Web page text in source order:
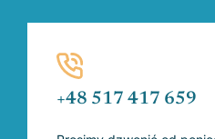
+48 517 417 659